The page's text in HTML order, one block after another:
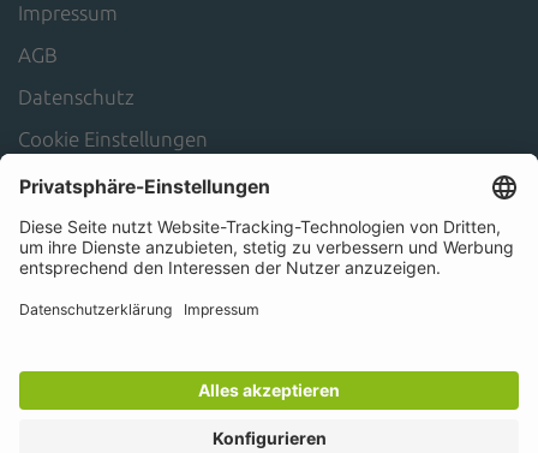
Impressum
AGB
Datenschutz
Cookie Einstellungen